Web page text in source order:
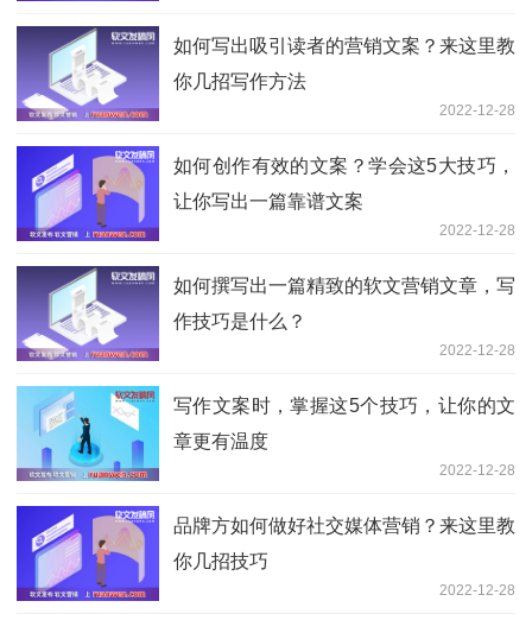
如何写出吸引读者的营销文案？来这里教
你几招写作方法
2022-12-28
如何创作有效的文案？学会这5大技巧，
让你写出一篇靠谱文案
2022-12-28
如何撰写出一篇精致的软文营销文章，写
作技巧是什么？
2022-12-28
写作文案时，掌握这5个技巧，让你的文
章更有温度
2022-12-28
品牌方如何做好社交媒体营销？来这里教
你几招技巧
2022-12-28